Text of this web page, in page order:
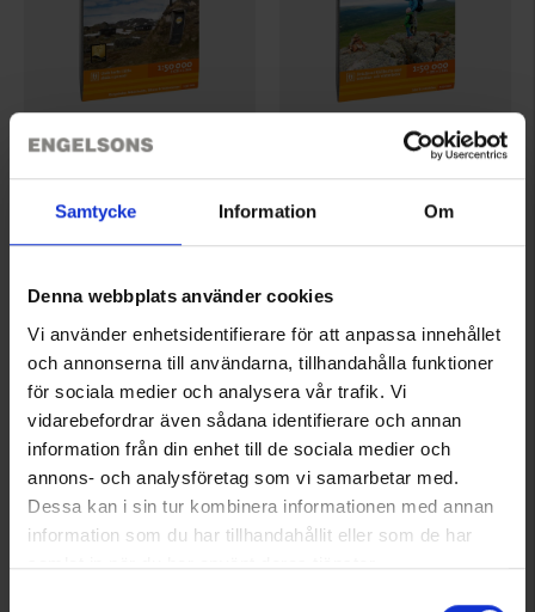
Samtycke Information Om
Denna webbplats använder cookies
Vi använder enhetsidentifierare för att anpassa innehållet
och annonserna till användarna, tillhandahålla funktioner
för sociala medier och analysera vår trafik. Vi
vidarebefordrar även sådana identifierare och annan
information från din enhet till de sociala medier och
annons- och analysföretag som vi samarbetar med.
Dessa kan i sin tur kombinera informationen med annan
information som du har tillhandahållit eller som de har
samlat in när du har använt deras tjänster.
Kungsleden: Nikkaluokta, Ritsem & Vakkotavare 1:50.000
Calazo
8311
169 kr
Idre & Lofsdalen 1:50.000
Calazo
169 kr